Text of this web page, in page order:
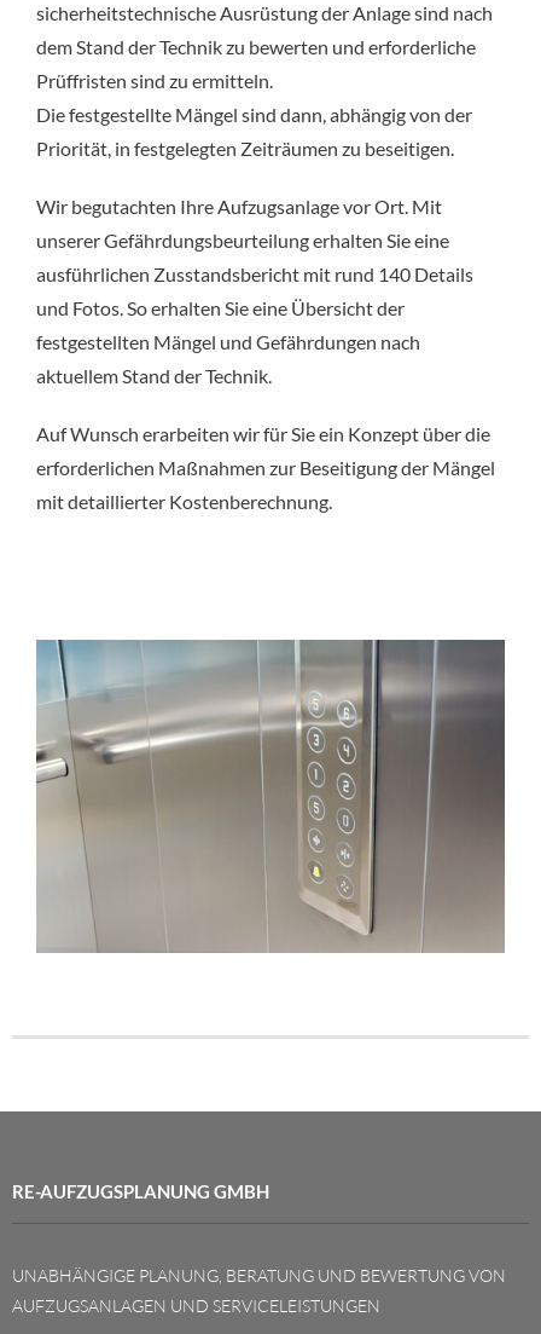
sicherheitstechnische Ausrüstung der Anlage sind nach
dem Stand der Technik zu bewerten und erforderliche
Prüffristen sind zu ermitteln.
Die festgestellte Mängel sind dann, abhängig von der
Priorität, in festgelegten Zeiträumen zu beseitigen.
Wir begutachten Ihre Aufzugsanlage vor Ort. Mit
unserer Gefährdungsbeurteilung erhalten Sie eine
ausführlichen Zusstandsbericht mit rund 140 Details
und Fotos. So erhalten Sie eine Übersicht der
festgestellten Mängel und Gefährdungen nach
aktuellem Stand der Technik.
Auf Wunsch erarbeiten wir für Sie ein Konzept über die
erforderlichen Maßnahmen zur Beseitigung der Mängel
mit detaillierter Kostenberechnung.
RE-AUFZUGSPLANUNG GMBH
UNABHÄNGIGE PLANUNG, BERATUNG UND BEWERTUNG VON
AUFZUGSANLAGEN UND SERVICELEISTUNGEN